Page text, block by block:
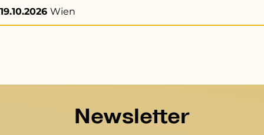
19.10.2026 Wien
Newsletter